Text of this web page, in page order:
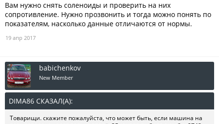
Вам нужно снять соленоиды и проверить на них
сопротивление. Нужно прозвонить и тогда можно понять по
показателям, насколько данные отличаются от нормы.
19 апр 2017
babichenkov
New Member
DIMA86 СКАЗАЛ(А):
Товарищи. скажите пожалуйста, что может быть, если машина на